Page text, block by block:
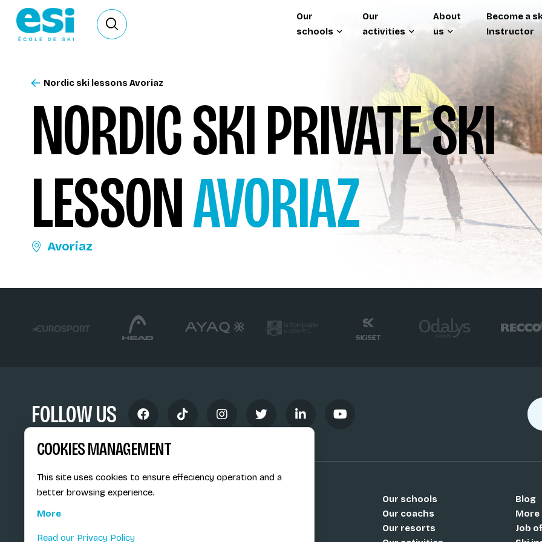
Ouvrir le formulaire de recherche
Our
schools
Our
activities
About
us
Become a
Instructor
NORDIC SKI PRIVATE SKI
LESSONAVORIAZ
Avoriaz
Nordic ski lessons Avoriaz
FOLLOW US
Our schools
Our coachs
Our resorts
Blog
More
Job
COOKIES MANAGEMENT
This site uses cookies to ensure effeciency operation and a
better browsing experience.
More
Read our Privacy Policy